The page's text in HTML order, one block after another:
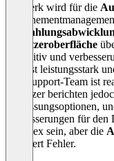
Billwerk wird für die
Benutzeroberfläche
unintuitiv und
ist leistungsstark
Das Support-Team ist
Benutzer berichten
Anpassungsoptionen,
Verbesserungen für
komplex sein, aber die
reduziert Fehler.